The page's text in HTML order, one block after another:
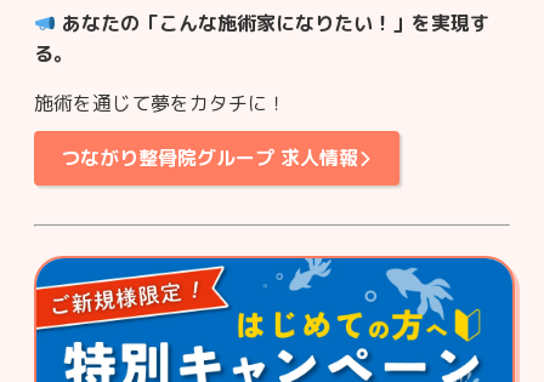
あなたの「こんな施術家になりたい！」を実現す
る。
施術を通じて夢をカタチに！
つながり整骨院グループ 求人情報